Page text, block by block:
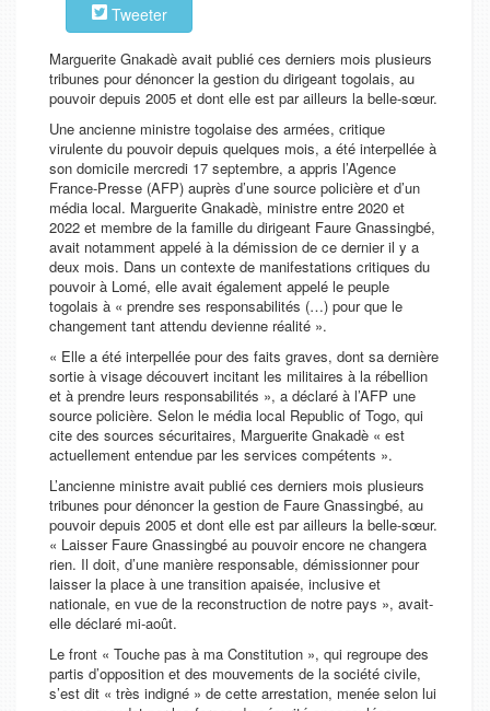
Tweeter
Marguerite Gnakadè avait publié ces derniers mois plusieurs
tribunes pour dénoncer la gestion du dirigeant togolais, au
pouvoir depuis 2005 et dont elle est par ailleurs la belle-sœur.
Une ancienne ministre togolaise des armées, critique
virulente du pouvoir depuis quelques mois, a été interpellée à
son domicile mercredi 17 septembre, a appris l’Agence
France-Presse (AFP) auprès d’une source policière et d’un
média local. Marguerite Gnakadè, ministre entre 2020 et
2022 et membre de la famille du dirigeant Faure Gnassingbé,
avait notamment appelé à la démission de ce dernier il y a
deux mois. Dans un contexte de manifestations critiques du
pouvoir à Lomé, elle avait également appelé le peuple
togolais à « prendre ses responsabilités (…) pour que le
changement tant attendu devienne réalité ».
« Elle a été interpellée pour des faits graves, dont sa dernière
sortie à visage découvert incitant les militaires à la rébellion
et à prendre leurs responsabilités », a déclaré à l’AFP une
source policière. Selon le média local Republic of Togo, qui
cite des sources sécuritaires, Marguerite Gnakadè « est
actuellement entendue par les services compétents ».
L’ancienne ministre avait publié ces derniers mois plusieurs
tribunes pour dénoncer la gestion de Faure Gnassingbé, au
pouvoir depuis 2005 et dont elle est par ailleurs la belle-sœur.
« Laisser Faure Gnassingbé au pouvoir encore ne changera
rien. Il doit, d’une manière responsable, démissionner pour
laisser la place à une transition apaisée, inclusive et
nationale, en vue de la reconstruction de notre pays », avait-
elle déclaré mi-août.
Le front « Touche pas à ma Constitution », qui regroupe des
partis d’opposition et des mouvements de la société civile,
s’est dit « très indigné » de cette arrestation, menée selon lui